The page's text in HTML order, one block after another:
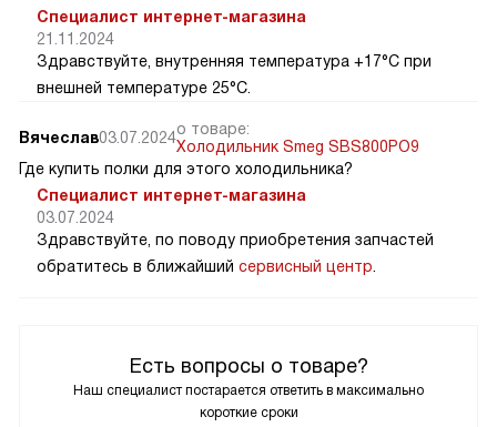
Есть вопросы о товаре?
Наш специалист постарается ответить в максимально
короткие сроки
Специалист интернет-магазина
21.11.2024
Здравствуйте, внутренняя температура +17°C при
внешней температуре 25°C.
Вячеслав03.07.2024о товаре:
Холодильник Smeg SBS800PO9
Где купить полки для этого холодильника?
Специалист интернет-магазина
03.07.2024
Здравствуйте, по поводу приобретения запчастей
обратитесь в ближайший сервисный центр